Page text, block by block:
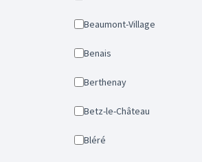
Beaumont-Village
Benais
Berthenay
Betz-le-Château
Bléré